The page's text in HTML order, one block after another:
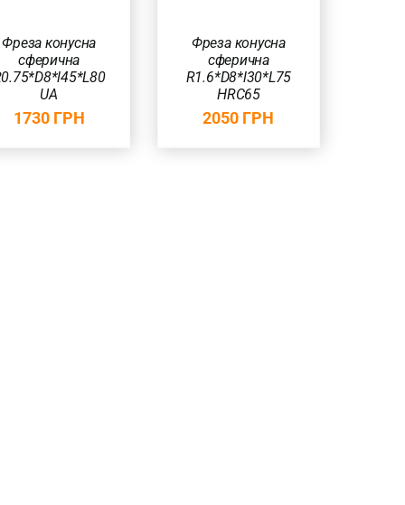
Фреза конусна
сферична
UA
1730 ГРН
Фреза конусна
сферична
R1.6*D8*l30*L75
HRC65
2050 ГРН